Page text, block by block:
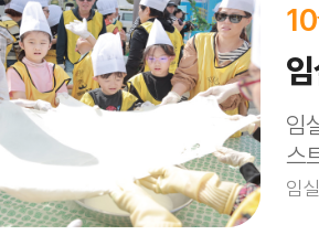
체험비 : 사전접수 7,000원 / 현장접수
전문셰프 섭외: 파브리
참가자모집
: 사접접수 및 현장접수
1. 참가자 접수 후 파브리 셰프의 레시
2. 피자 완성 후 대형 쌀피자 구도로 테이
임
스
임